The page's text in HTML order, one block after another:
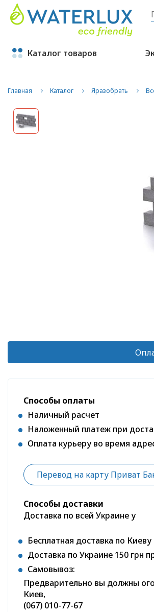
Каталог товаров
Главная Каталог Яразобрать
Способы оплаты
Наличный расчет
Наложенный платеж при
Оплата курьеру во время
Перевод на карту Приват
Способы доставки
Доставка по всей Украине у
Бесплатная доставка по Киеву
Доставка по Украине 150 грн
Самовывоз:
Предварительно вы должны
Киев,
(067) 010-77-67